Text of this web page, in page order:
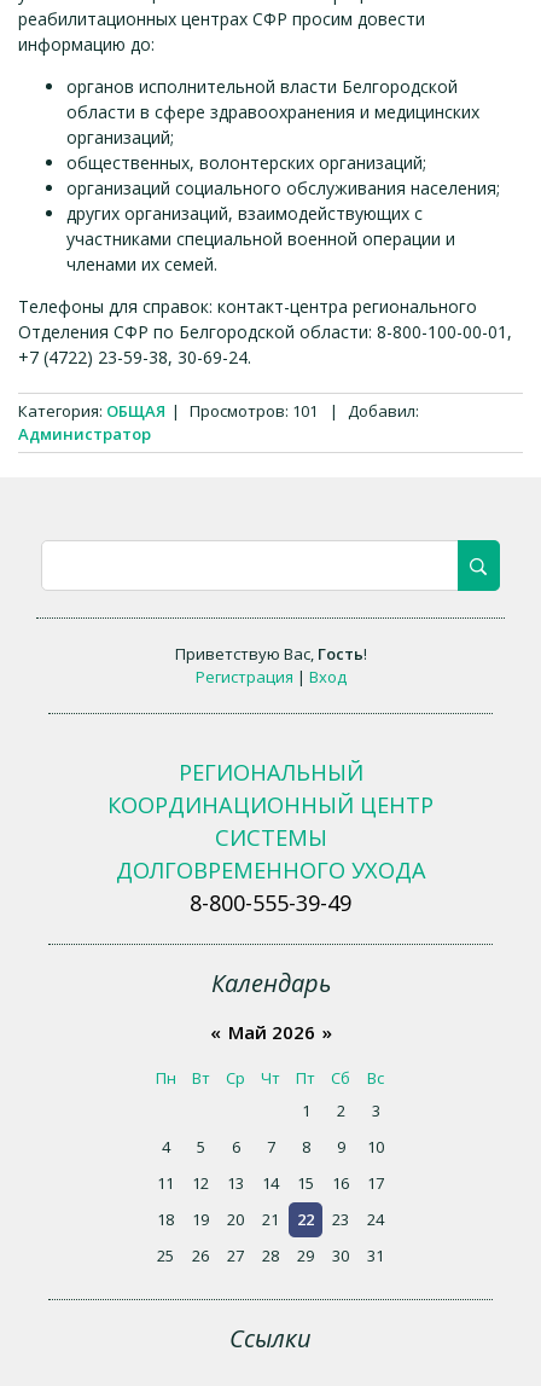
реабилитационных центрах СФР просим довести
информацию до:
органов исполнительной власти Белгородской
области в сфере здравоохранения и медицинских
организаций;
общественных, волонтерских организаций;
организаций социального обслуживания населения;
других организаций, взаимодействующих с
участниками специальной военной операции и
членами их семей.
Телефоны для справок: контакт-центра регионального
Отделения СФР по Белгородской области: 8-800-100-00-01,
+7 (4722) 23-59-38, 30-69-24.
Категория: ОБЩАЯ | Просмотров: 101 | Добавил:
Администратор
Приветствую Вас, Гость!
Регистрация | Вход
РЕГИОНАЛЬНЫЙ
КООРДИНАЦИОННЫЙ ЦЕНТР
СИСТЕМЫ
ДОЛГОВРЕМЕННОГО УХОДА
8-800-555-39-49
Календарь
« Май 2026 »
Пн Вт Ср Чт Пт Сб
Вс
1
2
3
4
5 6 7 8 9
10
11
12 13 14 15 16
17
18
19 20 21 22 23
24
25
26 27 28 29 30 31
Ссылки